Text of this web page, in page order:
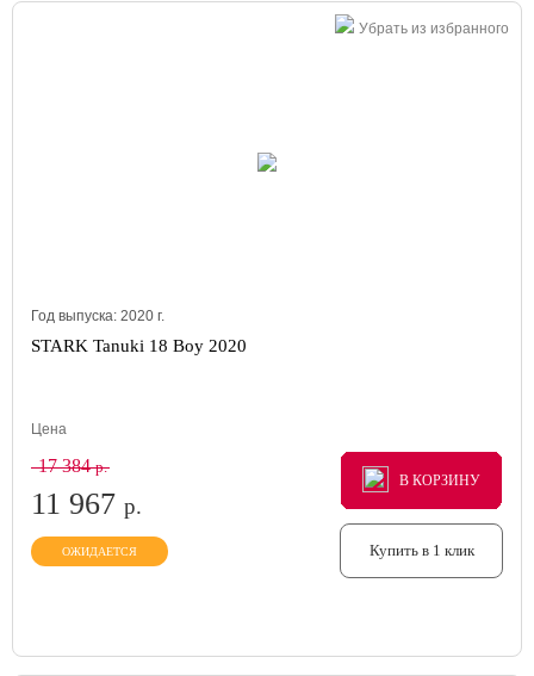
Убрать из избранного
Год выпуска: 2020 г.
STARK Tanuki 18 Boy 2020
Цена
17 384р.
11 967 р.
ОЖИДАЕТСЯ
В КОРЗИНУ
В КОРЗИНУ
В КОРЗИНУ
Купить в 1 клик